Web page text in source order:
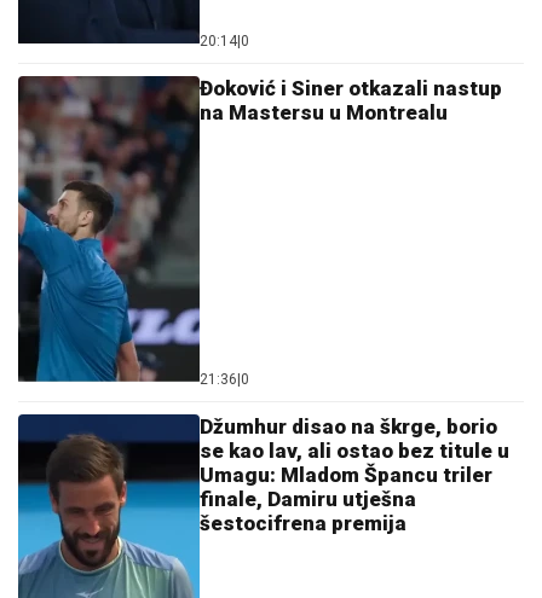
20:14 0
Đoković i Siner otkazali nastup
na Mastersu u Montrealu
21:36 0
Džumhur disao na škrge, borio
se kao lav, ali ostao bez titule u
Umagu: Mladom Špancu triler
finale, Damiru utješna
šestocifrena premija